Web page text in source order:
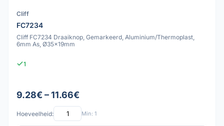
Cliff
FC7234
Cliff FC7234 Draaiknop, Gemarkeerd, Aluminium/Thermoplast,
6mm As, Ø35x19mm
1
9.28€ – 11.66€
Hoeveelheid: Min: 1